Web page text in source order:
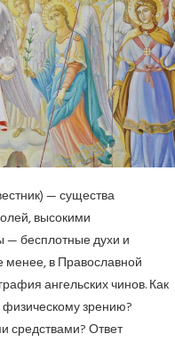
— существа
высокими
— бесплотные духи и
в Православной
ангельских чинов. Как
физическому зрению?
средствами? Ответ